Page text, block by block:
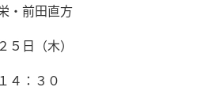
・前田直方
（木）
：３０